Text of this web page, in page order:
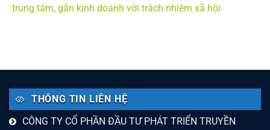
trung tâm, gắn kinh doanh với trách nhiệm xã hội
THÔNG TIN LIÊN HỆ
CÔNG TY CỔ PHẦN ĐẦU TƯ PHÁT TRIỂN TRUYỀN